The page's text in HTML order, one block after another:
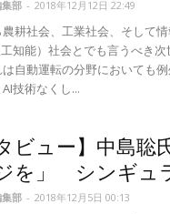
部 - 2018年12月12日 22:49
耕社会、工業社会、そして
知能）社会とでも言うべき
自動運転の分野においても
技術なくし...
ビュー】中島聡
を」 シンギュ
部 - 2018年12月5日 00:13